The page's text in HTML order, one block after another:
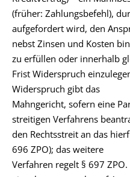
(früher: Zahlungsbefehl),
aufgefordert wird, den
nebst Zinsen und Kosten
zu erfüllen oder innerhalb
Frist Widerspruch
Widerspruch gibt das
Mahngericht, sofern eine
streitigen Verfahrens
den Rechtsstreit an das
696 ZPO); das weitere
Verfahren regelt § 697